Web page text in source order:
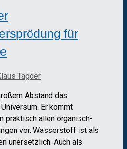
für
Tägder
Abstand das
Er kommt
praktisch allen organisch-
vor. Wasserstoff ist als
unersetzlich. Auch als